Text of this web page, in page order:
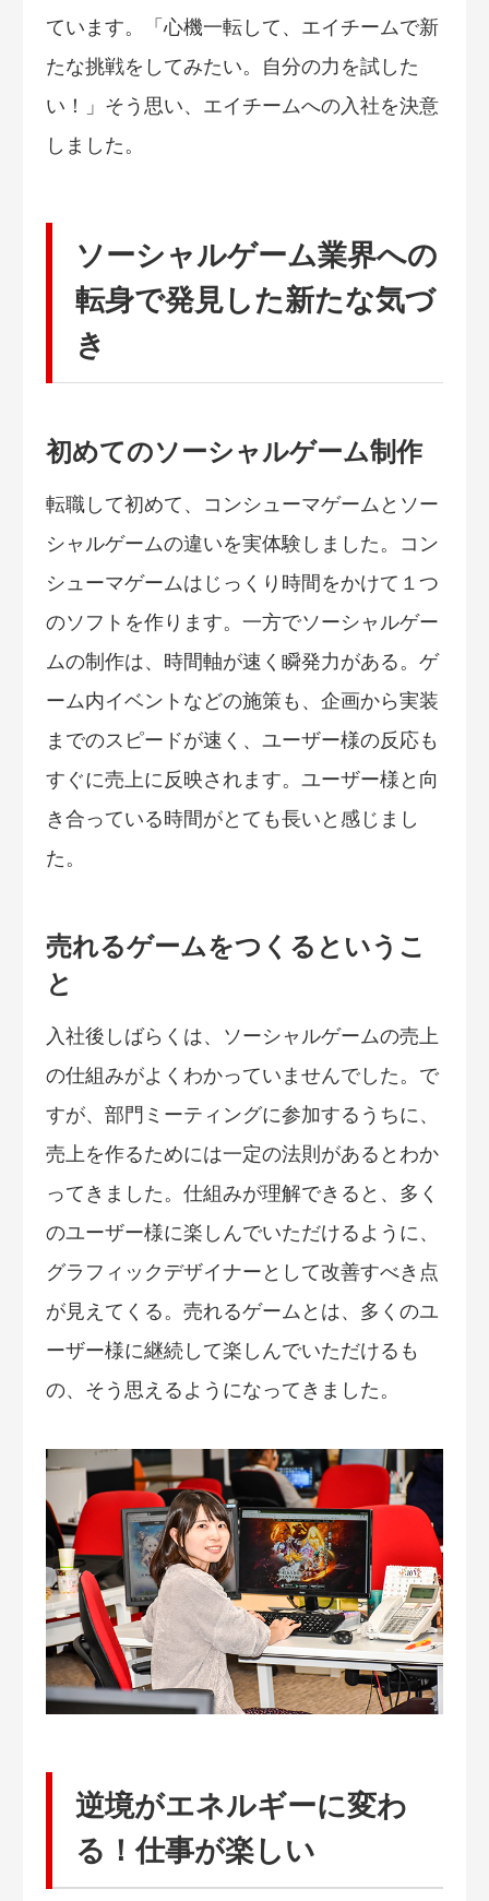
ています。「心機一転して、エイチームで新
たな挑戦をしてみたい。自分の力を試した
い！」そう思い、エイチームへの入社を決意
しました。
ソーシャルゲーム業界への
転身で発見した新たな気づ
き
初めてのソーシャルゲーム制作
転職して初めて、コンシューマゲームとソー
シャルゲームの違いを実体験しました。コン
シューマゲームはじっくり時間をかけて１つ
のソフトを作ります。一方でソーシャルゲー
ムの制作は、時間軸が速く瞬発力がある。ゲ
ーム内イベントなどの施策も、企画から実装
までのスピードが速く、ユーザー様の反応も
すぐに売上に反映されます。ユーザー様と向
き合っている時間がとても長いと感じまし
た。
売れるゲームをつくるというこ
と
入社後しばらくは、ソーシャルゲームの売上
の仕組みがよくわかっていませんでした。で
すが、部門ミーティングに参加するうちに、
売上を作るためには一定の法則があるとわか
ってきました。仕組みが理解できると、多く
のユーザー様に楽しんでいただけるように、
グラフィックデザイナーとして改善すべき点
が見えてくる。売れるゲームとは、多くのユ
ーザー様に継続して楽しんでいただけるも
の、そう思えるようになってきました。
逆境がエネルギーに変わ
る！仕事が楽しい